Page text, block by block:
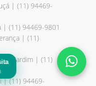
| (11) 94469-
| (11) 94469-9801
| (11)
Cardim | (11)
| (11) 94469-